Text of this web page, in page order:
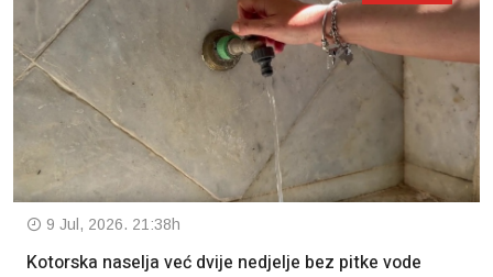
9 Jul, 2026. 21:38h
Kotorska naselja već dvije nedjelje bez pitke vode